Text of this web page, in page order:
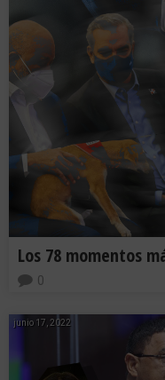
Los 78 momentos
0
junio 17, 2022